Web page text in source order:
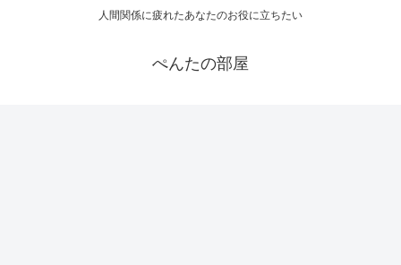
人間関係に疲れたあなたのお役に立ちたい
ぺんたの部屋